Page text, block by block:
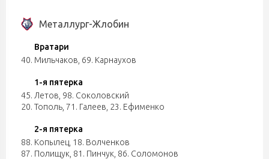
Металлург-Жлобин
Вратари
40. Мильчаков 69. Карнаухов
1-я пятерка
45. Летов 98. Соколовский
20. Тополь 71. Галеев 23. Ефименко
2-я пятерка
88. Копылец 18. Волченков
87. Полищук 81. Пинчук 86. Соломонов